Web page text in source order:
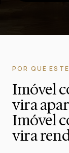
POR QUE
Imóvel
vira
Imóvel
vira